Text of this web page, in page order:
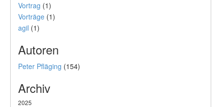
Vortrag (1)
Vorträge (1)
agil (1)
Autoren
Peter Pfläging (154)
Archiv
2025